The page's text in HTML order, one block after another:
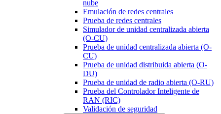
nube
Emulación de redes centrales
Prueba de redes centrales
Simulador de unidad centralizada abierta
(O-CU)
Prueba de unidad centralizada abierta (O-
CU)
Prueba de unidad distribuida abierta (O-
DU)
Prueba de unidad de radio abierta (O-RU)
Prueba del Controlador Inteligente de
RAN (RIC)
Validación de seguridad